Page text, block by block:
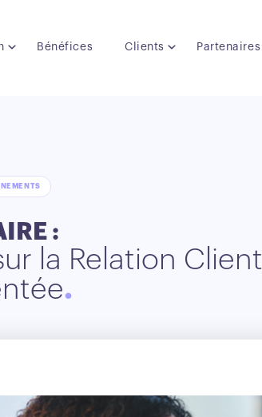
Bénéfices Clients Partenaires
:
la Relation Client